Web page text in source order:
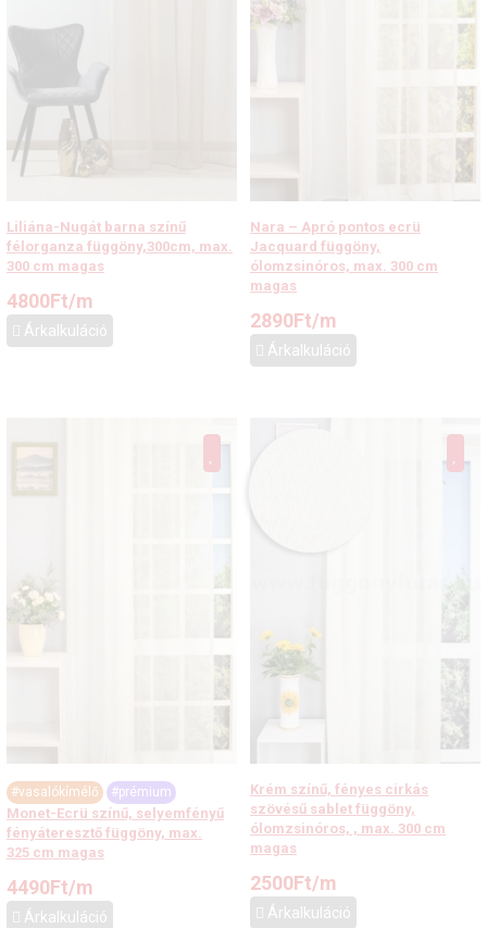
Liliána-Nugát barna színű
félorganza függöny,300cm, max.
300 cm magas
4800Ft/m
Árkalkuláció
Nara – Apró pontos ecrü
Jacquard függöny,
ólomzsinóros, max. 300 cm
magas
2890Ft/m
Árkalkuláció
#vasalókímélő #prémium
Monet-Ecrü színű, selyemfényű
fényáteresztő függöny, max.
325 cm magas
4490Ft/m
Árkalkuláció
Krém színű, fényes cirkás
szövésű sablet függöny,
ólomzsinóros, , max. 300 cm
magas
2500Ft/m
Árkalkuláció